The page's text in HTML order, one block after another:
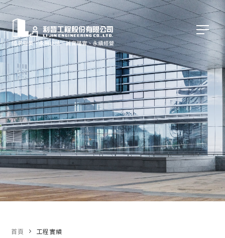
首頁 工程實績